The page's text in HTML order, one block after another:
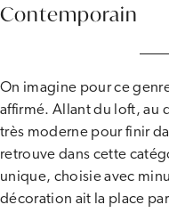
Contemporain
On imagine pour ce
affirmé. Allant du loft, au
très moderne pour finir
retrouve dans cette
unique, choisie avec
décoration ait la place